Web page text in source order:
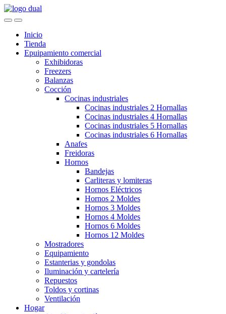
Skip
to
Skip
to
Inicio
Tienda
Epuipamiento comercial
Exhibidoras
Freezers
Balanzas
Cocción
Cocinas industriales
Cocinas industriales 2 Hornallas
Cocinas industriales 4 Hornallas
Cocinas industriales 5 Hornallas
Cocinas industriales 6 Hornallas
Anafes
Freidoras
Hornos
Bandejas
Carliteras y lomiteras
Hornos Eléctricos
Hornos 2 Moldes
Hornos 3 Moldes
Hornos 4 Moldes
Hornos 6 Moldes
Hornos 12 Moldes
Mostradores
Equipamiento
Estanterias y gondolas
Iluminación y cartelería
Repuestos
Toldos y cortinas
Ventilación
Hogar